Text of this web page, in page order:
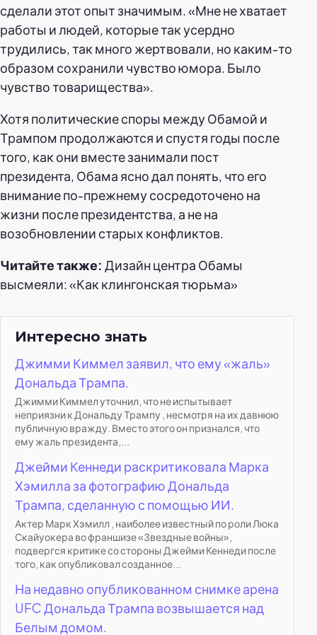
сделали этот опыт значимым. «Мне не хватает
работы и людей, которые так усердно
трудились, так много жертвовали, но каким-то
образом сохранили чувство юмора. Было
чувство товарищества».
Хотя политические споры между Обамой и
Трампом продолжаются и спустя годы после
того, как они вместе занимали пост
президента, Обама ясно дал понять, что его
внимание по-прежнему сосредоточено на
жизни после президентства, а не на
возобновлении старых конфликтов.
Читайте также: Дизайн центра Обамы
высмеяли: «Как клингонская тюрьма»
Интересно знать
Джимми Киммел заявил, что ему «жаль»
Дональда Трампа.
Джимми Киммел уточнил, что не испытывает
неприязни к Дональду Трампу , несмотря на их давнюю
публичную вражду. Вместо этого он признался, что
ему жаль президента,...
Джейми Кеннеди раскритиковала Марка
Хэмилла за фотографию Дональда
Трампа, сделанную с помощью ИИ.
Актер Марк Хэмилл , наиболее известный по роли Люка
Скайуокера во франшизе «Звездные войны»,
подвергся критике со стороны Джейми Кеннеди после
того, как опубликовал созданное...
На недавно опубликованном снимке арена
UFC Дональда Трампа возвышается над
Белым домом.